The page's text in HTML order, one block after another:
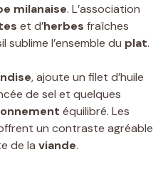
milanaise. L’association
et d’herbes fraîches
sublime l’ensemble du plat.
, ajoute un filet d’huile
de sel et quelques
équilibré. Les
un contraste agréable
de la viande.